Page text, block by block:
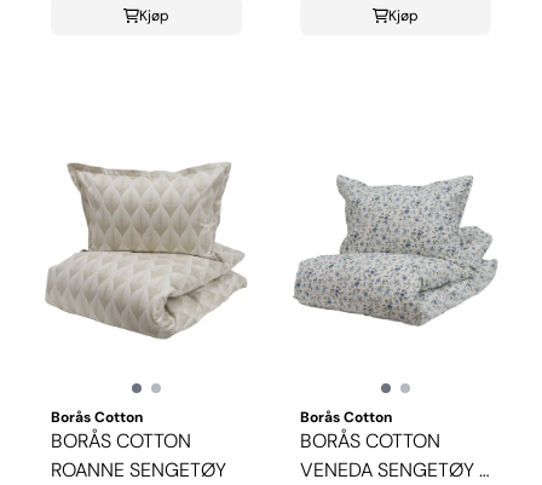
Kjøp
Kjøp
Borås Cotton
BORÅS COTTON
ROANNE SENGETØY
Borås Cotton
BORÅS COTTON
VENEDA SENGETØY -